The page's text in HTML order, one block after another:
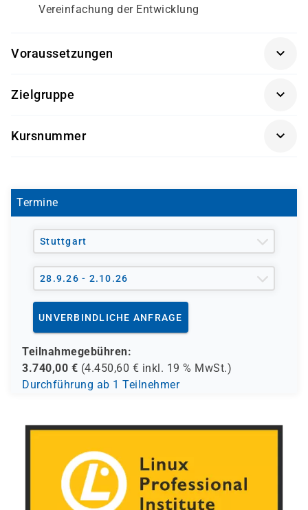
Vereinfachung der Entwicklung
Voraussetzungen
Bestandene RHCSA-Zertifizierung (EX200) oder
vergleichbare Kenntnisse
Zielgruppe
Linux-Systemadministratoren
Der Kurs richtet sich an Fachkräfte, die folgende
Automatisiertes Konfigurationsmanagement
Standardisierte Anwendungsbereitstellung
Provisionierung und Deployment von
Entwicklungs-, Test- und Produktionssystemen
Integration in CI/CD-Workflows im DevOps-
Umfeld
Kursnummer
Termine
Stuttgart
28.9.26 - 2.10.26
UNVERBINDLICHE ANFRAGE
Teilnahmegebühren:
3.740,00 € (4.450,60 € inkl. 19 % MwSt.)
Durchführung ab 1 Teilnehmer